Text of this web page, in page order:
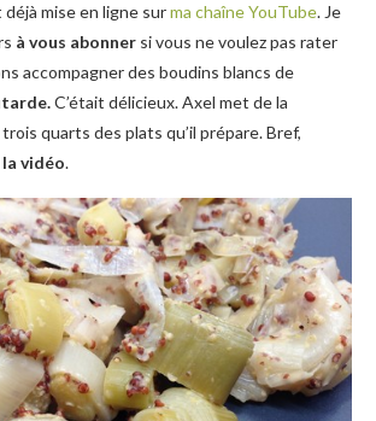
mise en ligne surma chaîne YouTube. Je
à vous abonner si vous ne voulez pas rater
accompagner des boudins blancs de
C’était délicieux. Axel met de la
quarts des plats qu’il prépare. Bref,
vidéo.